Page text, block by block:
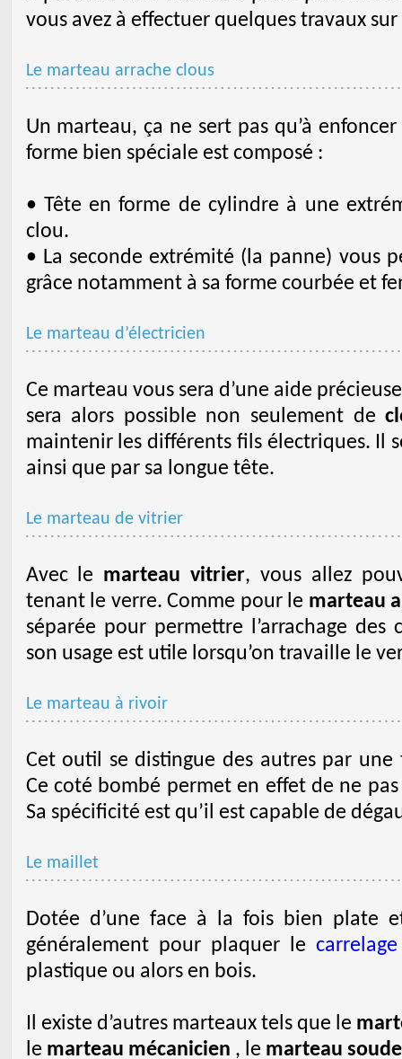
vous avez à effectuer quelques travaux
Le marteau arrache clous
Un marteau, ça ne sert pas qu’à
forme bien spéciale est composé :
• Tête en forme de cylindre à une
clou.
• La seconde extrémité (la panne) vous
grâce notamment à sa forme courbée et
Le marteau d’électricien
Ce marteau vous sera d’une aide
sera alors possible non seulement de
maintenir les différents fils électriques. Il
ainsi que par sa longue tête.
Le marteau de vitrier
Avec le marteau vitrier, vous allez
tenant le verre. Comme pour le marteau
séparée pour permettre l’arrachage des
son usage est utile lorsqu’on travaille le
Le marteau à rivoir
Cet outil se distingue des autres par
Ce coté bombé permet en effet de ne
Sa spécificité est qu’il est capable de
Le maillet
Dotée d’une face à la fois bien plate
généralement pour plaquer lecarrelage
plastique ou alors en bois.
Il existe d’autres marteaux tels que le
le marteau mécanicien , le marteau